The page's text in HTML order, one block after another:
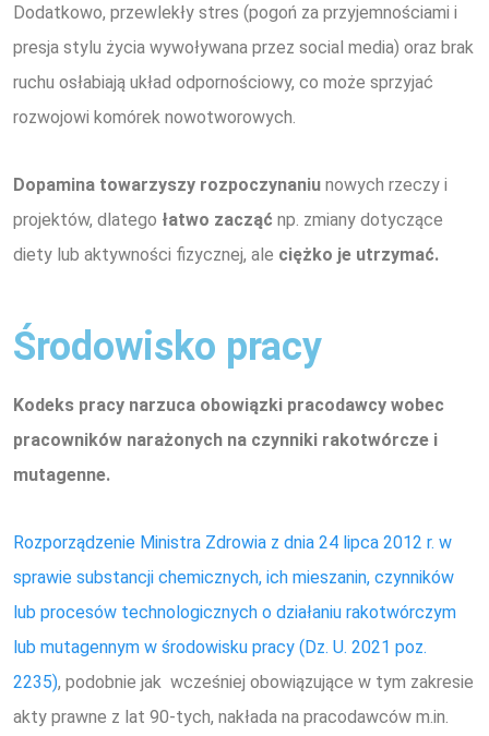
Dodatkowo, przewlekły stres (pogoń za przyjemnościami i
presja stylu życia wywoływana przez social media) oraz brak
ruchu osłabiają układ odpornościowy, co może sprzyjać
rozwojowi komórek nowotworowych.
Dopamina towarzyszy rozpoczynaniu nowych rzeczy i
projektów, dlatego łatwo zacząć np. zmiany dotyczące
diety lub aktywności fizycznej, ale ciężko je utrzymać.
Środowisko pracy
Kodeks pracy narzuca obowiązki pracodawcy wobec
pracowników narażonych na czynniki rakotwórcze i
mutagenne.
Rozporządzenie Ministra Zdrowia z dnia 24 lipca 2012 r. w
sprawie substancji chemicznych, ich mieszanin, czynników
lub procesów technologicznych o działaniu rakotwórczym
lub mutagennym w środowisku pracy (Dz. U. 2021 poz.
2235), podobnie jak wcześniej obowiązujące w tym zakresie
akty prawne z lat 90-tych, nakłada na pracodawców m.in.